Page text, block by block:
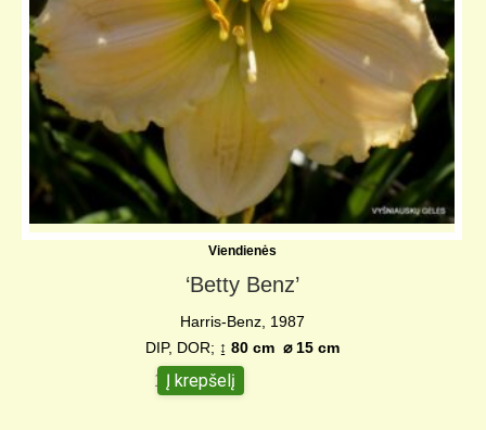
Viendienės
‘Betty Benz’
Harris-Benz, 1987
DIP, DOR; ↨ 80 cm ⌀15 cm
15,00€
Į krepšelį